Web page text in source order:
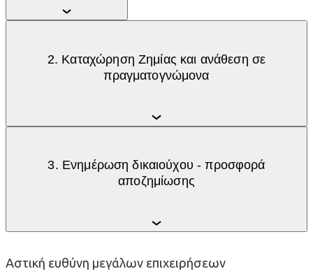
2. Καταχώρηση Ζημίας και ανάθεση σε
πραγματογνώμονα
3. Ενημέρωση δικαιούχου - προσφορά
αποζημίωσης
Αστική ευθύνη μεγάλων επιχειρήσεων